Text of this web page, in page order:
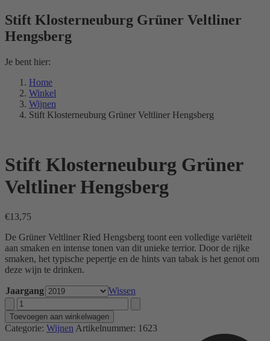
Stift Klosterneuburg Grüner Veltliner
Hengsberg
Je bent hier:
Home
Winkel
Wijnen
Stift Klosterneuburg Grüner Veltliner Hengsberg
Stift Klosterneuburg Grüner
Veltliner Hengsberg
€13,75
De Grüner Veltliner Ried Hengsberg toont een volledige variëteit
aan smaken en intense tonen van dit unieke terrior. Door de rijke
smaken, het typische pepertje en de hints van tabak is het genot om
deze wijn te drinken.
Jaargang
Wissen
Klosterneuburg
Grüner
Veltliner
Toevoegen aan winkelwagen
Categorie: Wijnen Artikelnummer: 1623